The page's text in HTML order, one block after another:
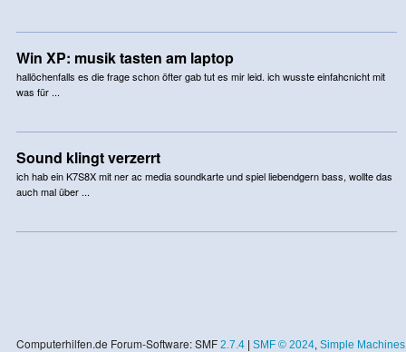
Win XP: musik tasten am laptop
hallöchenfalls es die frage schon öfter gab tut es mir leid. ich wusste einfahcnicht mit
was für ...
Sound klingt verzerrt
ich hab ein K7S8X mit ner ac media soundkarte und spiel liebendgern bass, wollte das
auch mal über ...
Computerhilfen.de Forum-Software: SMF 2.7.4| SMF © 2024, Simple Machines